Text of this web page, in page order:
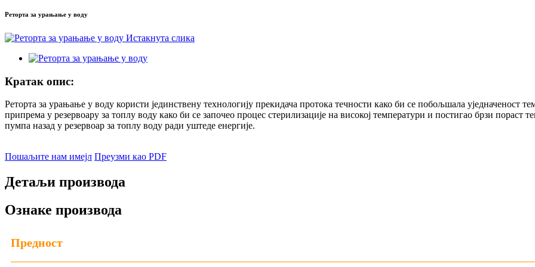
Реторта за урањање у воду
Кратак опис:
Реторта за урањање у воду користи јединствену технологију прекидача протока течности како би се побољшала уједначеност
припрема у резервоару за топлу воду како би се започео процес стерилизације на високој температури и постигао брзи пораст
пумпа назад у резервоар за топлу воду ради уштеде енергије.
Пошаљите нам имејл Преузми као PDF
Детаљи производа
Ознаке производа
Предност